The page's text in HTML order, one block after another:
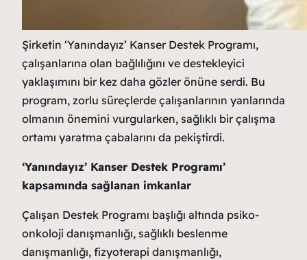
Şirketin ‘Yanındayız’ Kanser Destek Programı,
çalışanlarına olan bağlılığını ve destekleyici
yaklaşımını bir kez daha gözler önüne serdi. Bu
program, zorlu süreçlerde çalışanlarının yanlarında
olmanın önemini vurgularken, sağlıklı bir çalışma
ortamı yaratma çabalarını da pekiştirdi.
‘Yanındayız’ Kanser Destek Programı’
kapsamında sağlanan imkanlar
Çalışan Destek Programı başlığı altında psiko-
onkoloji danışmanlığı, sağlıklı beslenme
danışmanlığı, fizyoterapi danışmanlığı,